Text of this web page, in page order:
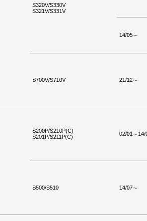
S320V/S330V
S321V/S331V
14/05～
S700V/S710V 21/12～
S200P/S210P(C)
S201P/S211P(C)
02/01～14/
S500/S510 14/07～